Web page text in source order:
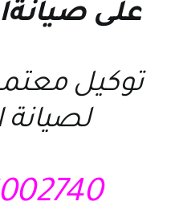
على
توكيل
لصيانة